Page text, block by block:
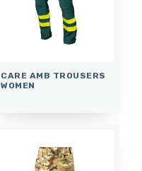
CARE AMB TROUSERS
WOMEN